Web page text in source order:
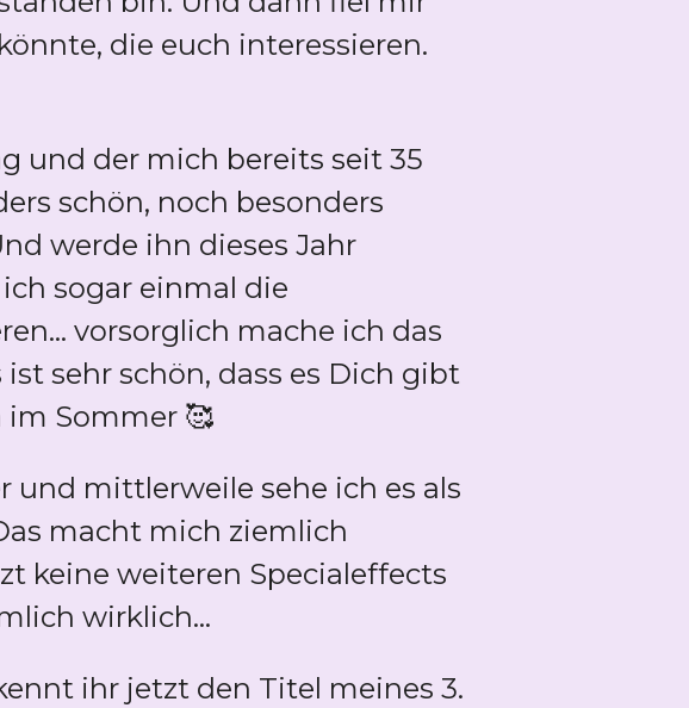
die euch interessieren.
und der mich bereits seit 35
schön, noch besonders
werde ihn dieses Jahr
sogar einmal die
vorsorglich mache ich das
sehr schön, dass es Dich gibt
Sommer 🥰
und mittlerweile sehe ich es als
macht mich ziemlich
keine weiteren Specialeffects
wirklich...
ihr jetzt den Titel meines 3.